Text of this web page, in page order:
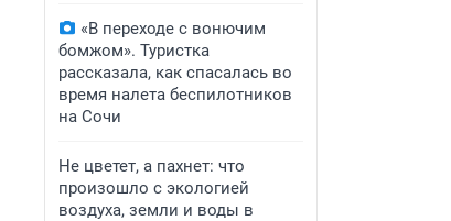
«В переходе с вонючим
бомжом». Туристка
рассказала, как спасалась во
время налета беспилотников
на Сочи
Не цветет, а пахнет: что
произошло с экологией
воздуха, земли и воды в